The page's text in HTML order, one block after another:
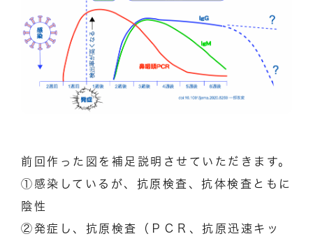
前回作った図を補足説明させていただきます。
①感染しているが、抗原検査、抗体検査ともに
陰性
②発症し、抗原検査（ＰＣＲ、抗原迅速キッ